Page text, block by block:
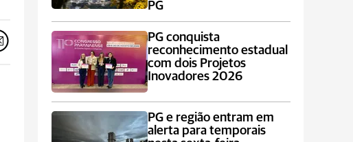
PG
PG conquista
reconhecimento estadual
com dois Projetos
Inovadores 2026
PG e região entram em
alerta para temporais